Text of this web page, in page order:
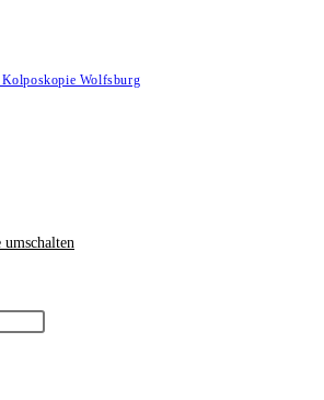
Wolfsburg
umschalten